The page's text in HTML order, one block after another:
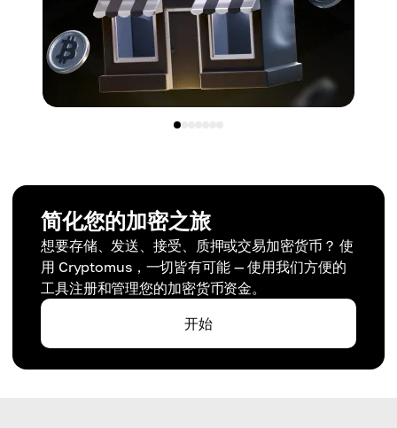
简化您的加密之旅
想要存储、发送、接受、质押或交易加密货币？ 使
用 Cryptomus，一切皆有可能 — 使用我们方便的
工具注册和管理您的加密货币资金。
开始